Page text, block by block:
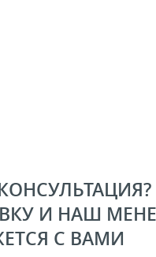
И НАШ
С ВАМИ